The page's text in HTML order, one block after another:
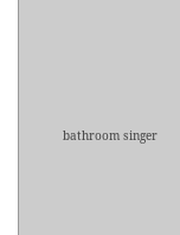
bathroom singer